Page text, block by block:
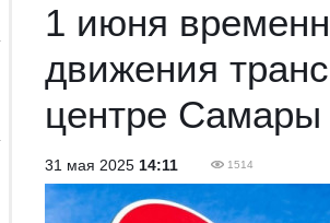
1 июня
движения
центре Самары
31 мая 2025 14:11 1514